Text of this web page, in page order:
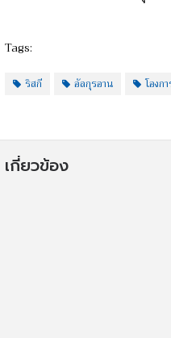
Tags:
ริสกี อัลกุรอาน โองก
เกี่ยวข้อง